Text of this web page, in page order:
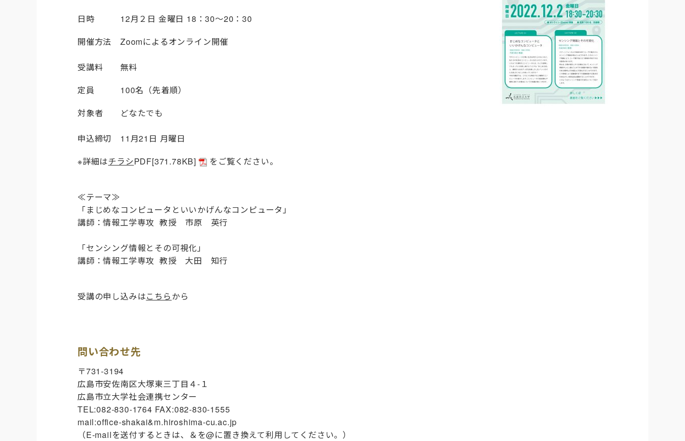
日時 12月２日 金曜日 18：30～20：30
開催方法 Zoomによるオンライン開催
受講料 無料
定員 100名（先着順）
対象者 どなたでも
申込締切 11月21日 月曜日
※詳細はチラシPDF[371.78KB] をご覧ください。
≪テーマ≫
「まじめなコンピュータといいかげんなコンピュータ」
講師：情報工学専攻 教授 市原 英行
「センシング情報とその可視化」
講師：情報工学専攻 教授 大田 知行
受講の申し込みはこちらから
問い合わせ先
〒731-3194
広島市安佐南区大塚東三丁目４-１
広島市立大学社会連携センター
TEL:082-830-1764 FAX:082-830-1555
mail:office-shakai&m.hiroshima-cu.ac.jp
（E-mailを送付するときは、＆を@に置き換えて利用してください。）